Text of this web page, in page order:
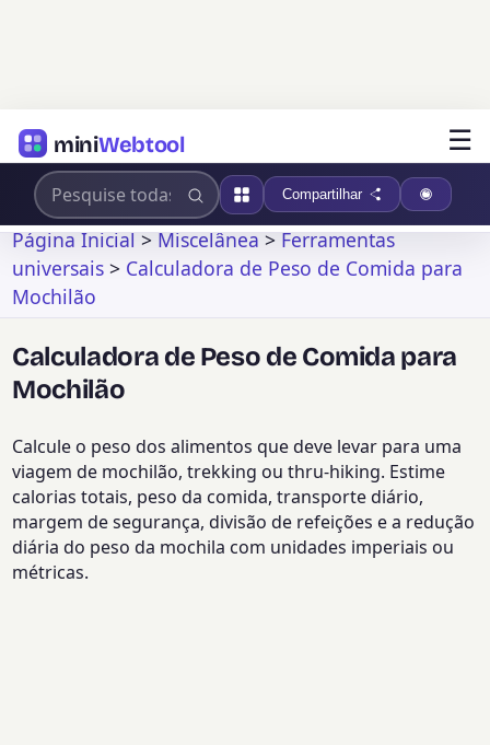
miniWebtool ☰
Compartilhar
Página Inicial>Miscelânea>Ferramentas
universais > Calculadora de Peso de Comida para
Mochilão
Calculadora de Peso de Comida para
Mochilão
Calcule o peso dos alimentos que deve levar para uma
viagem de mochilão, trekking ou thru-hiking. Estime
calorias totais, peso da comida, transporte diário,
margem de segurança, divisão de refeições e a redução
diária do peso da mochila com unidades imperiais ou
métricas.